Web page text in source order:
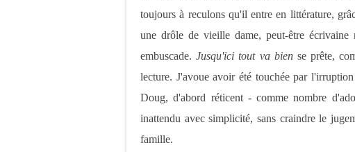
toujours à reculons qu'il entre en littérature,
une drôle de vieille dame, peut-être
embuscade.Jusqu'ici tout va biense prête,
lecture. J'avoue avoir été touchée par
Doug, d'abord réticent - comme nombre
inattendu avec simplicité, sans craindre le
famille.